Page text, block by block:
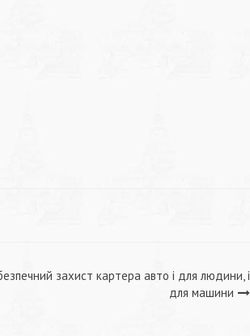
захист картера авто і для людини, і
для машини